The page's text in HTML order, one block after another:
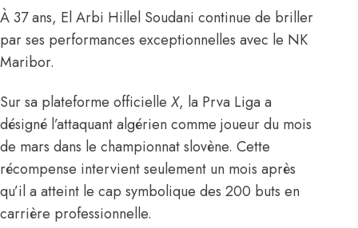
À 37 ans, El Arbi Hillel Soudani continue de briller
par ses performances exceptionnelles avec le NK
Maribor.
Sur sa plateforme officielle X, la Prva Liga a
désigné l’attaquant algérien comme joueur du mois
de mars dans le championnat slovène. Cette
récompense intervient seulement un mois après
qu’il a atteint le cap symbolique des 200 buts en
carrière professionnelle.